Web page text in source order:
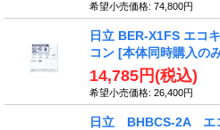
希望小売価格: 74,800円
日立 BER-X1FS エコ
コン [本体同時購入の
14,785円 (税込)
希望小売価格: 26,400円
日立 BHBCS-2A エ